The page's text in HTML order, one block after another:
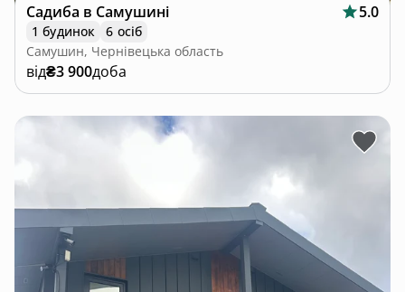
Садиба в Самушині 5.0
1 будинок
6 осіб
Самушин, Чернівецька область
від₴3 900доба